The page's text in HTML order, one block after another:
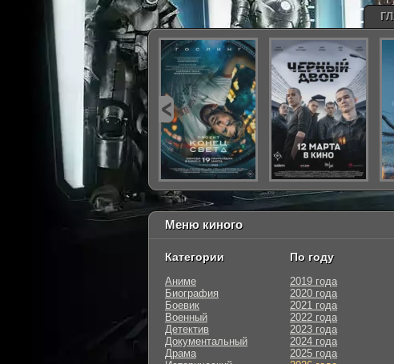
Меню киного
Категории
Аниме
Биография
Боевик
Военный
Детектив
Документальный
Драма
По году
2019 года
2020 года
2021 года
2022 года
2023 года
2024 года
2025 года